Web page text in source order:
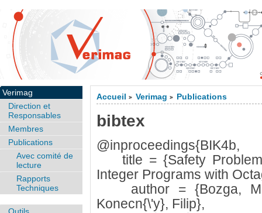
Accueil > Verimag > Publications
bibtex
@inproceedings{BIK4b,
title = {Safety
Integer Programs with
author = {Bozga,
Konecn{\'y}, Filip},
Verimag
Direction et
Responsables
Membres
Publications
Avec comité de
lecture
Rapports
Techniques